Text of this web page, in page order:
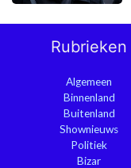
Rubrieken
Algemeen
Binnenland
Buitenland
Shownieuws
Politiek
Bizar